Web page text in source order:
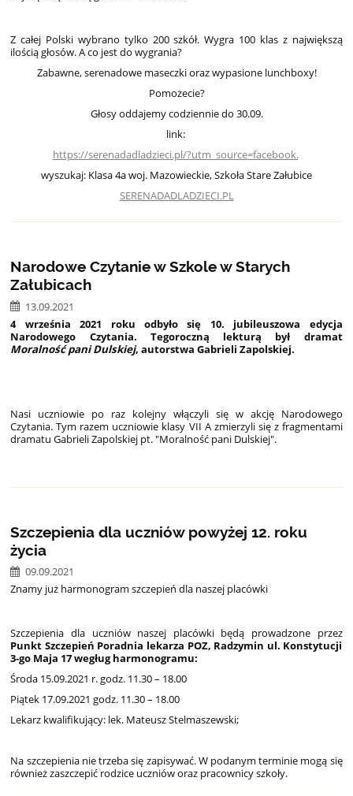
Z całej Polski wybrano tylko 200 szkół. Wygra 100 klas z największą
ilością głosów. A co jest do wygrania?
Zabawne, serenadowe maseczki oraz wypasione lunchboxy!
Pomożecie?
Głosy oddajemy codziennie do 30.09.
link:
https://serenadadladzieci.pl/?utm_source=facebook.
wyszukaj: Klasa 4a woj. Mazowieckie, Szkoła Stare Załubice
SERENADADLADZIECI.PL
Narodowe Czytanie w Szkole w Starych
Załubicach
13.09.2021
4 września 2021 roku odbyło się 10. jubileuszowa edycja
Narodowego Czytania. Tegoroczną lekturą był dramat
Moralność pani Dulskiej, autorstwa Gabrieli Zapolskiej.
Nasi uczniowie po raz kolejny włączyli się w akcję Narodowego
Czytania. Tym razem uczniowie klasy VII A zmierzyli się z fragmentami
dramatu Gabrieli Zapolskiej pt. "Moralność pani Dulskiej".
Szczepienia dla uczniów powyżej 12. roku
życia
09.09.2021
Znamy już harmonogram szczepień dla naszej placówki
Szczepienia dla uczniów naszej placówki będą prowadzone przez
Punkt Szczepień Poradnia lekarza POZ, Radzymin ul. Konstytucji
3-go Maja 17 wegług harmonogramu:
Środa 15.09.2021 r. godz. 11.30 – 18.00
Piątek 17.09.2021 godz. 11.30 – 18.00
Lekarz kwalifikujący: lek. Mateusz Stelmaszewski;
Na szczepienia nie trzeba się zapisywać. W podanym terminie mogą się
również zaszczepić rodzice uczniów oraz pracownicy szkoły.